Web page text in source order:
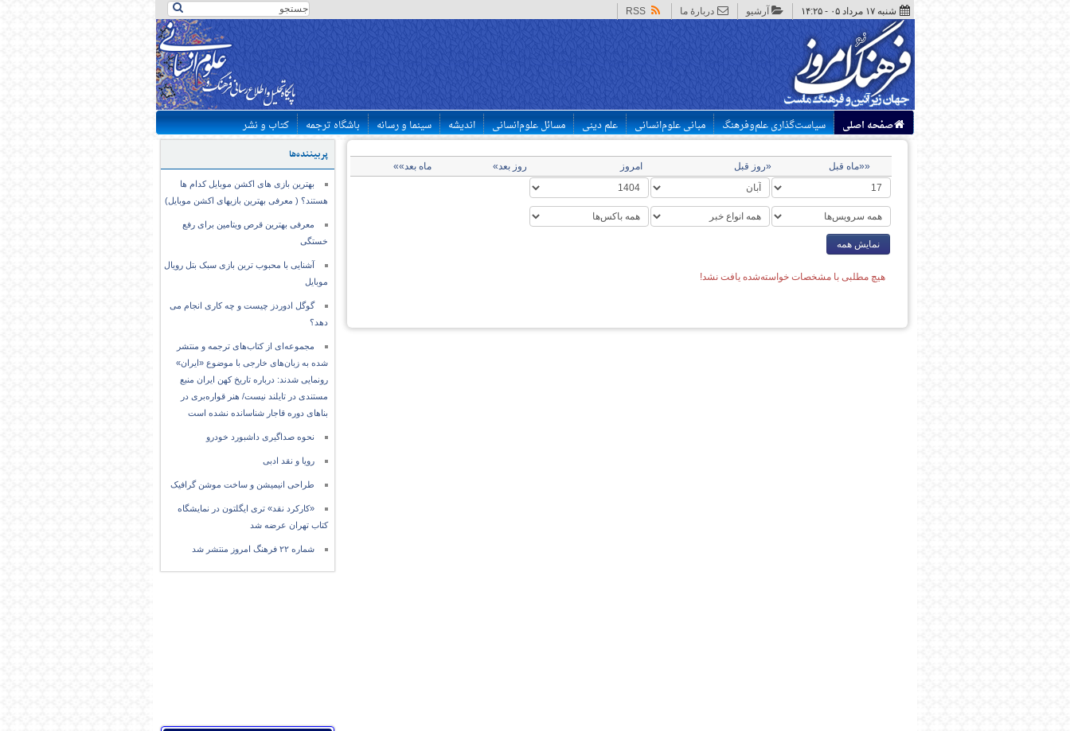
شنبه ۱۷ مرداد ۰۵ - ۱۴:۲۵ آرشیو دربارهٔ ما RSS
صفحه اصلی سیاست‌گذاری علم‌وفرهنگ مبانی علوم‌انسانی علم دینی مسائل علوم‌انسانی اندیشه سینما و رسانه باشگاه ترجمه کتاب و نشر
پربیننده‌ها
بهترین بازی های اکشن موبایل کدام ها
هستند؟ ( معرفی بهترین بازیهای اکشن موبایل)
معرفی بهترین قرص ویتامین برای رفع
خستگی
آشنایی با محبوب ترین بازی سبک بتل رویال
موبایل
گوگل ادوردز چیست و چه کاری انجام می
دهد؟
مجموعه‌ای از کتاب‌های ترجمه و منتشر
شده به زبان‌های خارجی با موضوع «ایران»
رونمایی شدند: درباره تاریخ کهن ایران منبع
مستندی در تایلند نیست/ هنر قواره‌بری در
بناهای دوره قاجار شناسانده نشده است
نحوه صداگیری داشبورد خودرو
رویا و نقد ادبی
طراحی انیمیشن و ساخت موشن گرافیک
«کارکرد نقد» تری ایگلتون در نمایشگاه
کتاب تهران عرضه شد
شماره ۲۲ فرهنگ امروز منتشر شد
««ماه قبل «روز قبل امروز روز بعد» ماه بعد»»
نمایش همه
هیچ مطلبی با مشخصات خواسته‌شده یافت نشد!